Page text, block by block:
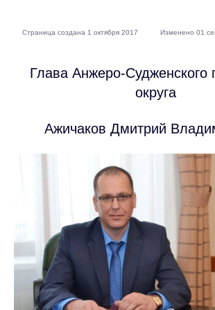
Глава Анжеро-Судженского
округа
Ажичаков Дмитрий
Страница создана 1 октября 2017 Изменено 01